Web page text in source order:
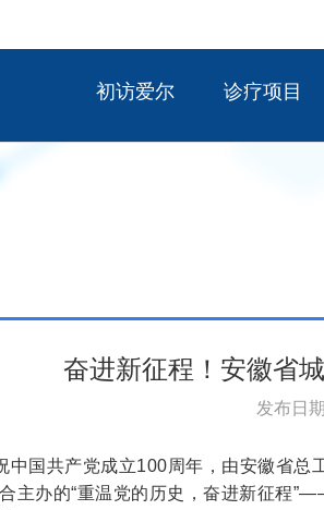
初访爱尔 诊疗项目
奋进新征程！安徽省
发布日
共产党成立100周年，由安徽省总工
主办的“重温党的历史，奋进新征程